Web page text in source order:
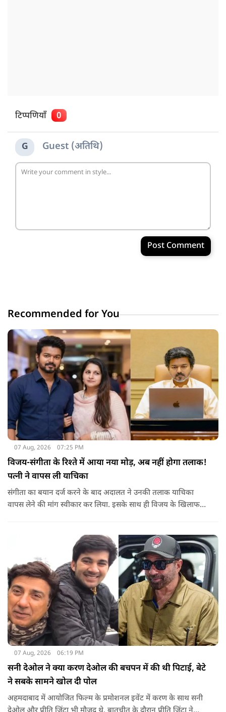
टिप्पणियाँ 0
G Guest (अतिथि)
Post Comment
Recommended for You
07 Aug, 2026 07:25 PM
विजय-संगीता के रिश्ते में आया नया मोड़, अब नहीं होगा तलाक!
पत्नी ने वापस ली याचिका
संगीता का बयान दर्ज करने के बाद अदालत ने उनकी तलाक याचिका
वापस लेने की मांग स्वीकार कर लिया. इसके साथ ही विजय के खिलाफ
07 Aug, 2026 06:19 PM
सनी देओल ने क्या करण देओल की बचपन में की थी पिटाई, बेटे
ने सबके सामने खोल दी पोल
अहमदाबाद में आयोजित फिल्म के प्रमोशनल इवेंट में करण के साथ सनी